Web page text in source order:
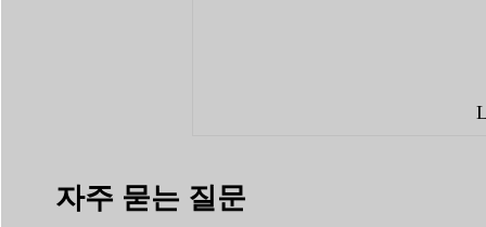
자주 묻는 질문